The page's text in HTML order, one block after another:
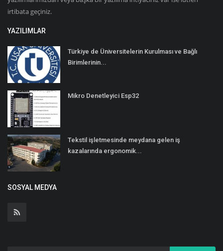
irtibata geçiniz.
YAZILIMLAR
Türkiye de Üniversitelerin Kurulması ve Bağlı
Birimlerinin...
Mikro Denetleyici Esp32
Tekstil işletmesinde meydana gelen iş
kazalarında ergonomik...
SOSYAL MEDYA